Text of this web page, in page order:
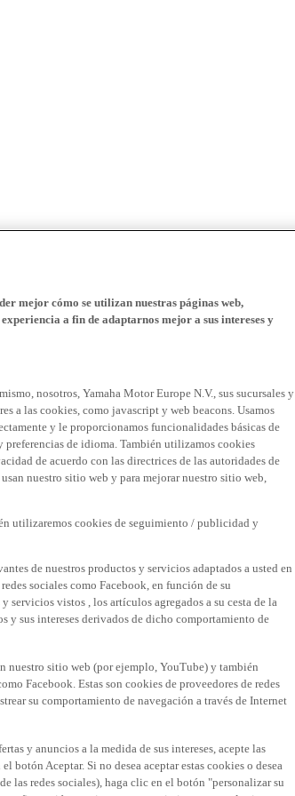
mejor cómo se utilizan nuestras páginas web,
a fin de adaptarnos mejor a sus intereses y
nosotros, Yamaha Motor Europe N.V., sus sucursales y
a las cookies, como javascript y web beacons. Usamos
y le proporcionamos funcionalidades básicas de
preferencias de idioma. También utilizamos cookies
de acuerdo con las directrices de las autoridades de
nuestro sitio web y para mejorar nuestro sitio web,
utilizaremos cookies de seguimiento / publicidad y
de nuestros productos y servicios adaptados a usted en
sociales como Facebook, en función de su
vistos , los artículos agregados a su cesta de la
y sus intereses derivados de dicho comportamiento de
nuestro sitio web (por ejemplo, YouTube) y también
Facebook. Estas son cookies de proveedores de redes
su comportamiento de navegación a través de Internet
y anuncios a la medida de sus intereses, acepte las
Aceptar. Si no desea aceptar estas cookies o desea
las redes sociales), haga clic en el botón "personalizar su